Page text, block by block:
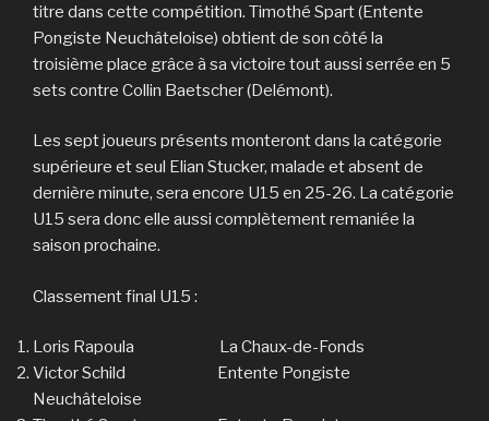
titre dans cette compétition. Timothé Spart (Entente
Pongiste Neuchâteloise) obtient de son côté la
troisième place grâce à sa victoire tout aussi serrée en 5
sets contre Collin Baetscher (Delémont).
Les sept joueurs présents monteront dans la catégorie
supérieure et seul Elian Stucker, malade et absent de
dernière minute, sera encore U15 en 25-26. La catégorie
U15 sera donc elle aussi complètement remaniée la
saison prochaine.
Classement final U15 :
Loris Rapoula La Chaux-de-Fonds
Victor Schild Entente Pongiste
Neuchâteloise